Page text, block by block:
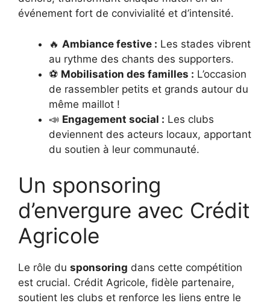
événement fort de convivialité et d’intensité.
🔥 Ambiance festive : Les stades vibrent
au rythme des chants des supporters.
⚽ Mobilisation des familles : L’occasion
de rassembler petits et grands autour du
même maillot !
📣 Engagement social : Les clubs
deviennent des acteurs locaux, apportant
du soutien à leur communauté.
Un sponsoring
d’envergure avec Crédit
Agricole
Le rôle du sponsoring dans cette compétition
est crucial. Crédit Agricole, fidèle partenaire,
soutient les clubs et renforce les liens entre le